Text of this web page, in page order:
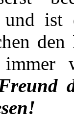
ist
immer